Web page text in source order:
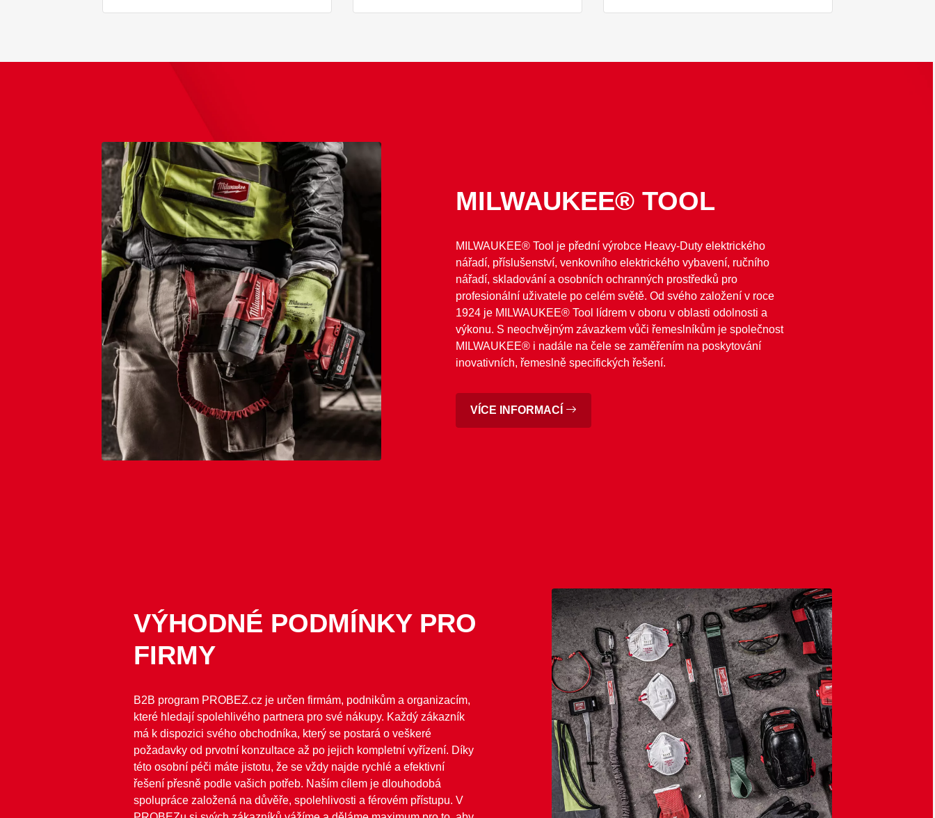
MILWAUKEE® TOOL
MILWAUKEE® Tool je přední výrobce Heavy-Duty elektrického
nářadí, příslušenství, venkovního elektrického vybavení, ručního
nářadí, skladování a osobních ochranných prostředků pro
profesionální uživatele po celém světě. Od svého založení v roce
1924 je MILWAUKEE® Tool lídrem v oboru v oblasti odolnosti a
výkonu. S neochvějným závazkem vůči řemeslníkům je společnost
MILWAUKEE® i nadále na čele se zaměřením na poskytování
inovativních, řemeslně specifických řešení.
VÍCE INFORMACÍ
VÝHODNÉ PODMÍNKY PRO
FIRMY
B2B program PROBEZ.cz je určen firmám, podnikům a organizacím,
které hledají spolehlivého partnera pro své nákupy. Každý zákazník
má k dispozici svého obchodníka, který se postará o veškeré
požadavky od prvotní konzultace až po jejich kompletní vyřízení. Díky
této osobní péči máte jistotu, že se vždy najde rychlé a efektivní
řešení přesně podle vašich potřeb. Naším cílem je dlouhodobá
spolupráce založená na důvěře, spolehlivosti a férovém přístupu. V